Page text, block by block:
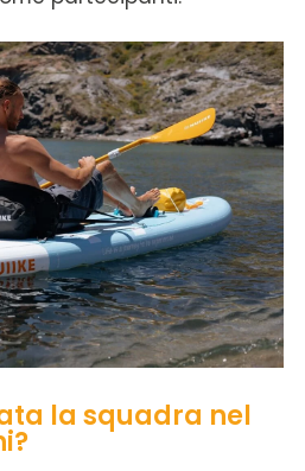
la squadra nel